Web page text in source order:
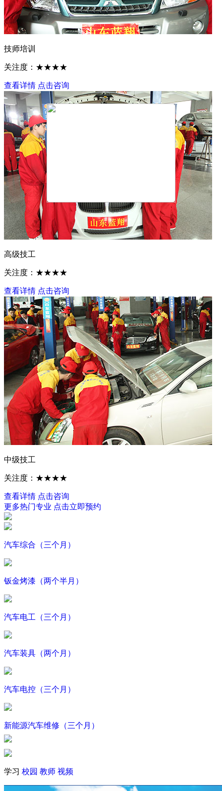
技师培训
关注度：★★★★
查看详情 点击咨询
高级技工
关注度：★★★★
查看详情 点击咨询
中级技工
关注度：★★★★
查看详情 点击咨询
更多热门专业 点击立即预约
汽车综合（三个月）
钣金烤漆（两个半月）
汽车电工（三个月）
汽车装具（两个月）
汽车电控（三个月）
新能源汽车维修（三个月）
学习 校园 教师 视频